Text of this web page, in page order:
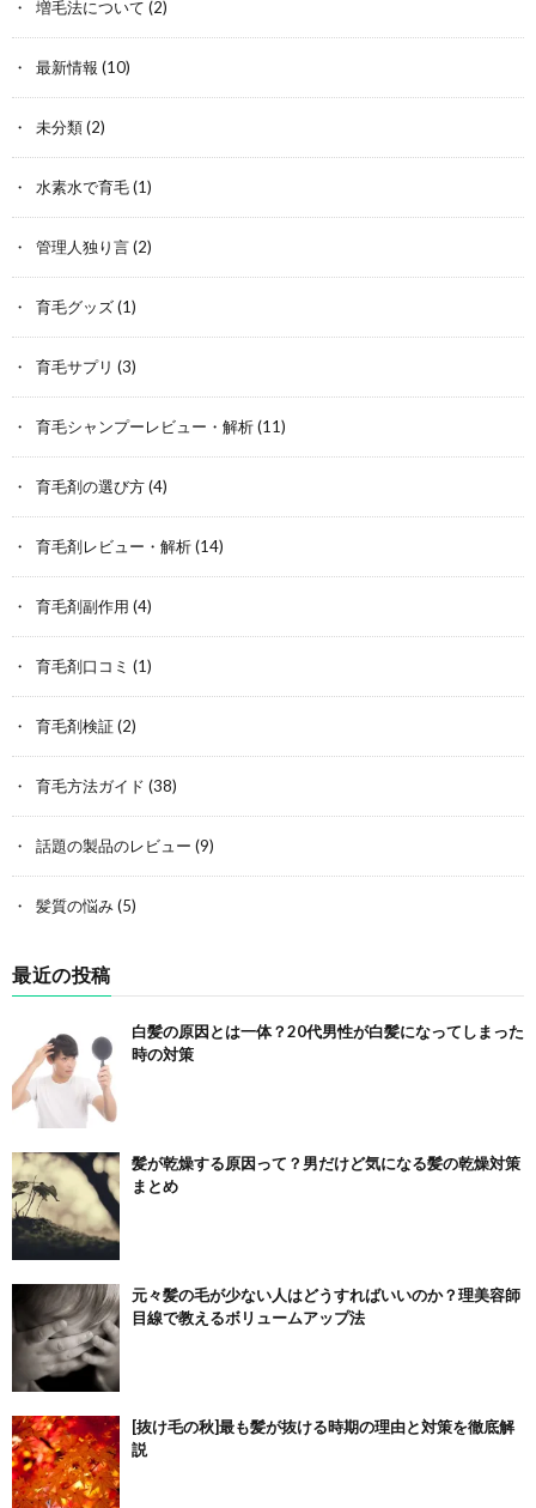
増毛法について (2)
最新情報 (10)
未分類(2)
水素水で育毛(1)
管理人独り言(2)
育毛グッズ(1)
育毛サプリ (3)
育毛シャンプーレビュー・解析(11)
育毛剤の選び方(4)
育毛剤レビュー・解析(14)
育毛剤副作用 (4)
育毛剤口コミ (1)
育毛剤検証(2)
育毛方法ガイド (38)
話題の製品のレビュー (9)
髪質の悩み(5)
最近の投稿
白髪の原因とは一体？20代男性が白髪になってしまった
時の対策
髪が乾燥する原因って？男だけど気になる髪の乾燥対策
まとめ
元々髪の毛が少ない人はどうすればいいのか？理美容師
目線で教えるボリュームアップ法
[抜け毛の秋]最も髪が抜ける時期の理由と対策を徹底解
説